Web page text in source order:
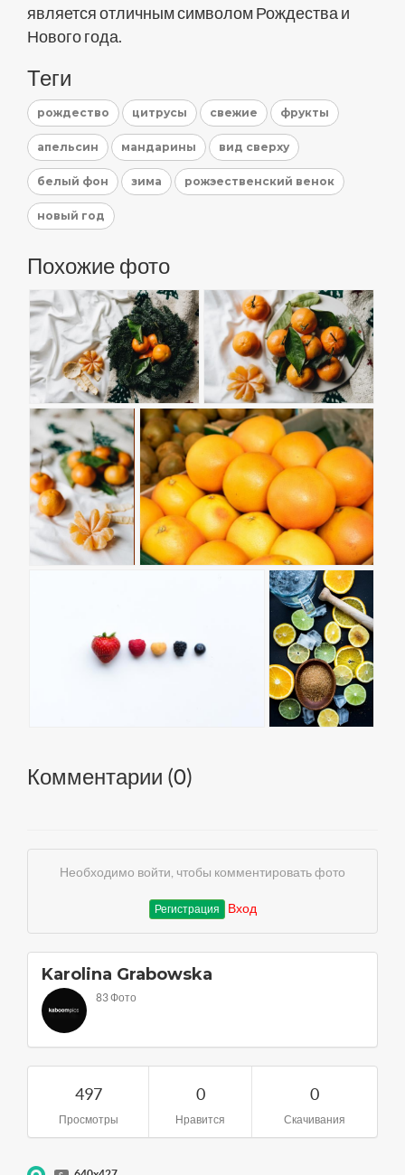
является отличным символом Рождества и
Нового года.
Теги
рождество цитрусы свежие фрукты
апельсин мандарины вид сверху
белый фон зима рожэественский венок
новый год
Похожие фото
Комментарии (0)
Необходимо войти, чтобы комментировать фото
Регистрация Вход
Karolina Grabowska
83 Фото
497
Просмотры
0
Нравится
0
Скачивания